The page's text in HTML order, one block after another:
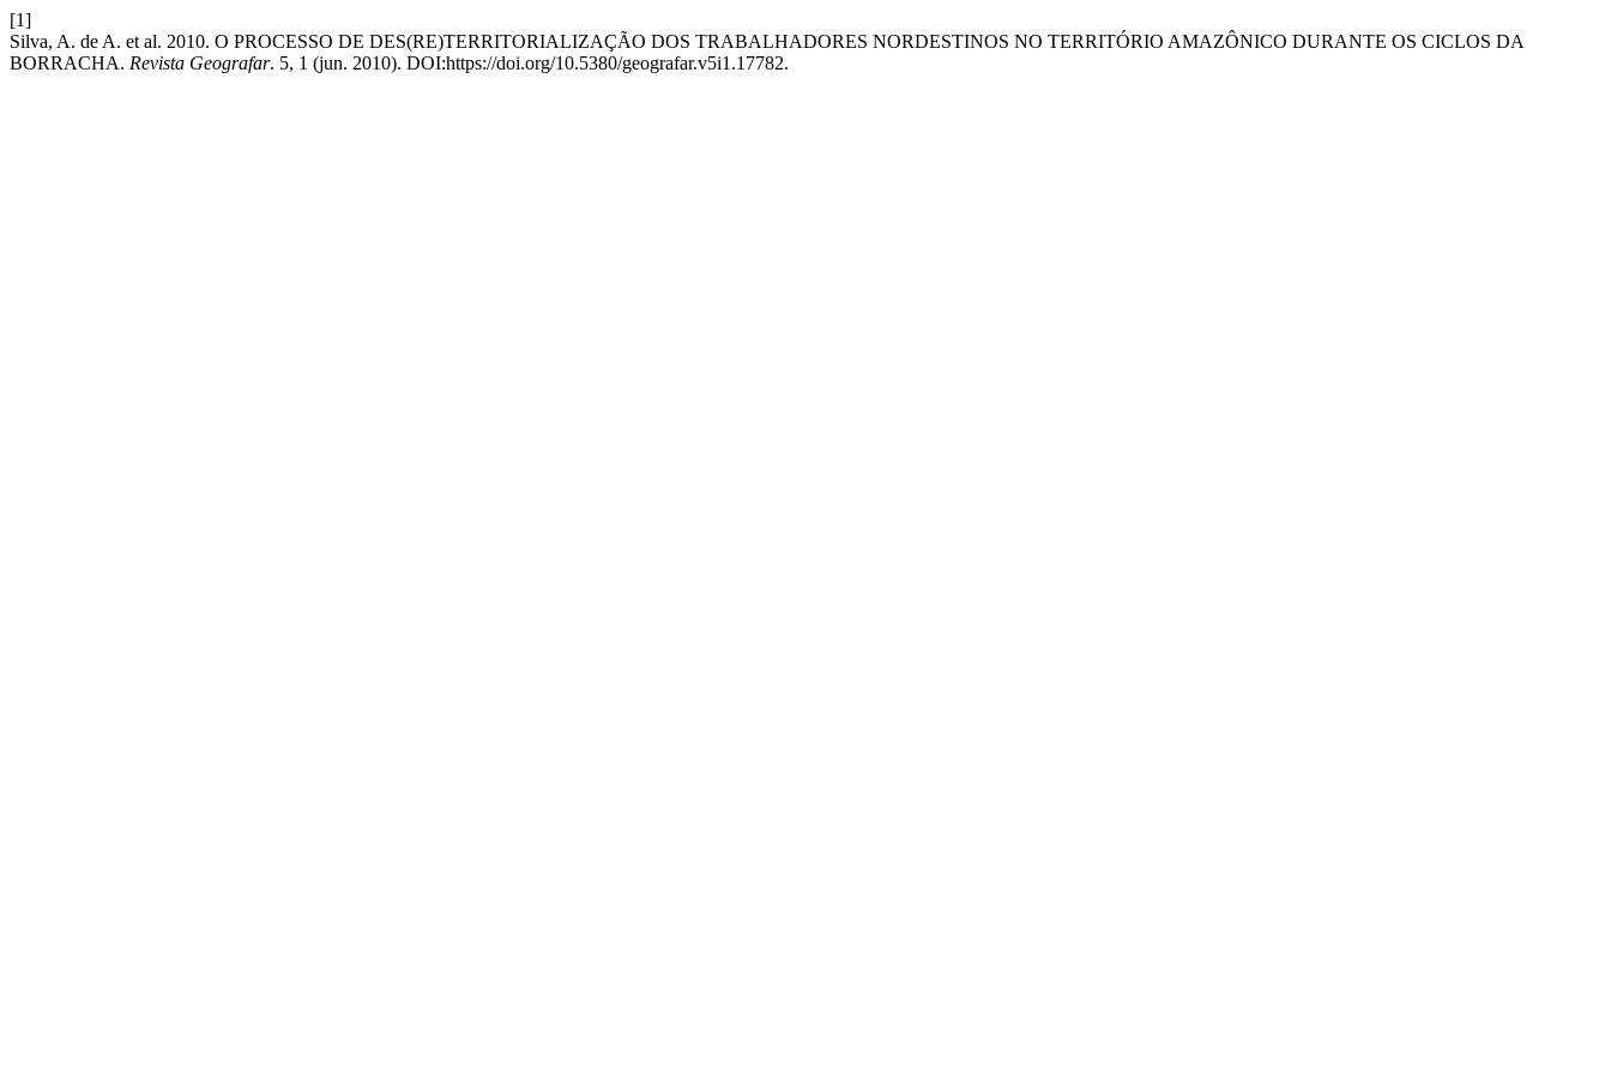
[1]
Silva, A. de A. et al. 2010. O PROCESSO DE DES(RE)TERRITORIALIZAÇÃO DOS TRABALHADORES NORDESTINOS NO TERRITÓRIO AMAZÔNICO DURANTE OS CICLOS DA
BORRACHA. Revista Geografar. 5, 1 (jun. 2010). DOI:https://doi.org/10.5380/geografar.v5i1.17782.